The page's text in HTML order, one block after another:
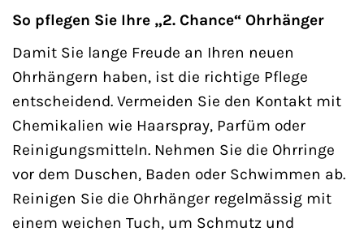
So pflegen Sie Ihre „2. Chance“ Ohrhänger
Damit Sie lange Freude an Ihren neuen
Ohrhängern haben, ist die richtige Pflege
entscheidend. Vermeiden Sie den Kontakt mit
Chemikalien wie Haarspray, Parfüm oder
Reinigungsmitteln. Nehmen Sie die Ohrringe
vor dem Duschen, Baden oder Schwimmen ab.
Reinigen Sie die Ohrhänger regelmässig mit
einem weichen Tuch, um Schmutz und